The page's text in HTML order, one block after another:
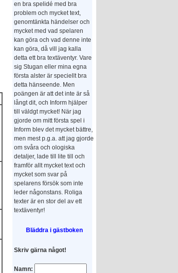
en bra spelidé med bra
problem och mycket text,
genomtänkta händelser och
mycket med vad spelaren
kan göra och vad denne inte
kan göra, då vill jag kalla
detta ett bra textäventyr. Vare
sig Stugan eller mina egna
första alster är speciellt bra
detta hänseende. Men
poängen är att det inte är så
långt dit, och Inform hjälper
till väldgt mycket! När jag
gjorde om mitt första spel i
Inform blev det mycket bättre,
men mest p.g.a. att jag gjorde
om svåra och ologiska
detaljer, lade till lite till och
framför allt mycket text och
mycket som svar på
spelarens försök som inte
leder någonstans. Roliga
texter är en stor del av ett
textäventyr!
Bläddra i gästboken
Skriv gärna något!
Namn: